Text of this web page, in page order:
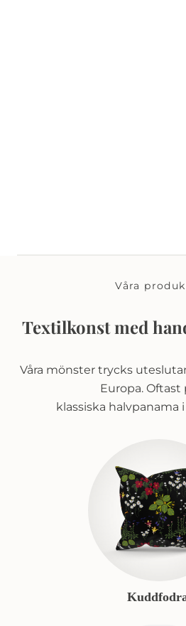
Våra
Textilkonst med
Våra mönster trycks
Europa. Oftast
klassiska halvpanama